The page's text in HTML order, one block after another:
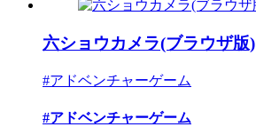
六ショウカメラ(ブラウザ版)
#アドベンチャーゲーム
#アドベンチャーゲーム